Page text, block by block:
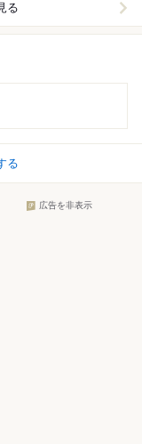
る
る
広告を非表示